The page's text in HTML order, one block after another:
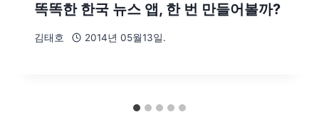
똑똑한 한국 뉴스 앱, 한 번 만들어볼까?
김태호 2014년 05월13일.